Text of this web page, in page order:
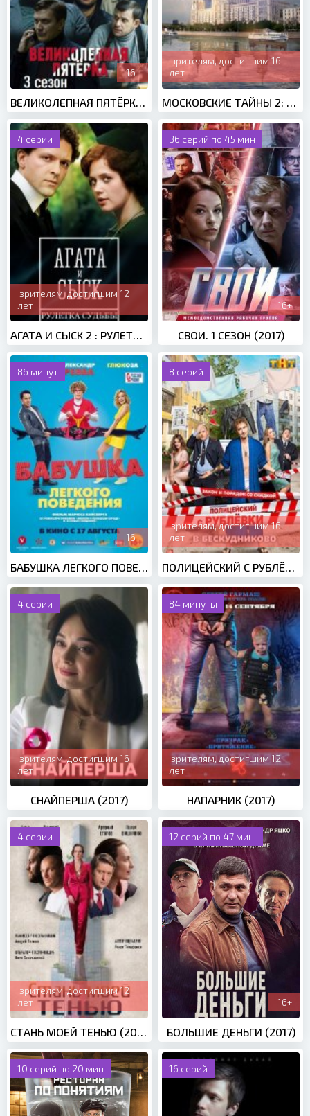
16+
ВЕЛИКОЛЕПНАЯ ПЯТЁРКА 3 СЕЗОН (2020)
зрителям, достигшим 16
лет
МОСКОВСКИЕ ТАЙНЫ 2: СЕМЬ СЕСТЕР (2018)
4 серии
зрителям, достигшим 12
лет
36 серий по 45 мин
16+
СВОИ. 1 СЕЗОН (2017)
86 минут
16+
БАБУШКА ЛЕГКОГО ПОВЕДЕНИЯ (2017)
8 серий
зрителям, достигшим 16
лет
ПОЛИЦЕЙСКИЙ С РУБЛЁВКИ 2 СЕЗОН (2017)
4 серии
зрителям, достигшим 16
лет
СНАЙПЕРША (2017)
84 минуты
зрителям, достигшим 12
лет
НАПАРНИК (2017)
4 серии
зрителям, достигшим 12
лет
СТАНЬ МОЕЙ ТЕНЬЮ (2020)
12 серий по 47 мин.
16+
БОЛЬШИЕ ДЕНЬГИ (2017)
10 серий по 20 мин 16 серий